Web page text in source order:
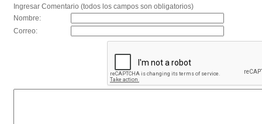
Ingresar Comentario (todos los campos son obligatorios)
Nombre:
Correo: